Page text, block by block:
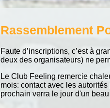
Rassemblement
Faute d’inscriptions, c’est à
deux des organisateurs) ne
Le Club Feeling remercie
mois: contact avec les
prochain verra le jour d'un